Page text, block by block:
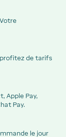
de tarifs
Apple Pay,
Pay.
le jour